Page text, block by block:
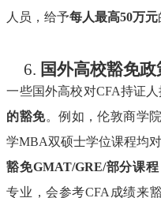
人员，给予每人最高50万元
6. 国外高校豁免政
一些国外高校对CFA持证
的豁免。例如，伦敦商学
学MBA双硕士学位课程均
豁免GMAT/GRE/部分课
专业，会参考CFA成绩来